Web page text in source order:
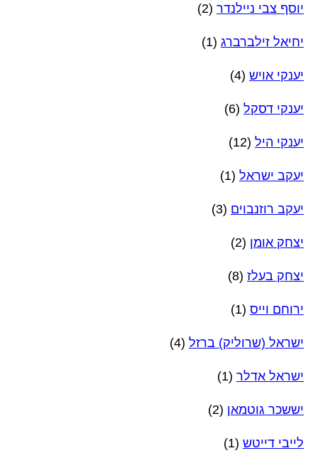
יוסף צבי ניילנדר (2)
יחיאל זילברברג (1)
יענקי אויש (4)
יענקי דסקל (6)
יענקי היל (12)
יעקב ישראל (1)
יעקב רוזנבוים (3)
יצחק אומן (2)
יצחק בעלז (8)
ירוחם וייס (1)
ישראל (שרוליק) ברזל (4)
ישראל אדלר (1)
יששכר גוטמאן (2)
לייבי דייטש (1)